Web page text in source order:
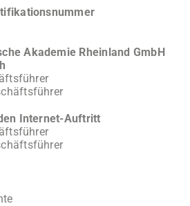
Akademie Rheinland GmbH
Internet-Auftritt